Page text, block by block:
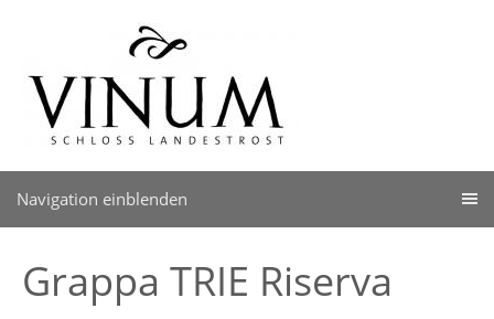
Navigation einblenden
Grappa TRIE Riserva